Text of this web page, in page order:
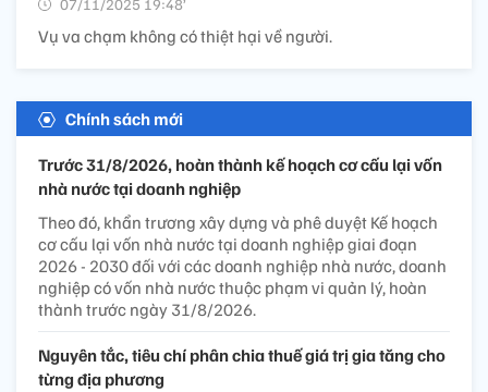
07/11/2025 19:48’
Vụ va chạm không có thiệt hại về người.
Chính sách mới
Trước 31/8/2026, hoàn thành kế hoạch cơ cấu lại vốn
nhà nước tại doanh nghiệp
Theo đó, khẩn trương xây dựng và phê duyệt Kế hoạch
cơ cấu lại vốn nhà nước tại doanh nghiệp giai đoạn
2026 - 2030 đối với các doanh nghiệp nhà nước, doanh
nghiệp có vốn nhà nước thuộc phạm vi quản lý, hoàn
thành trước ngày 31/8/2026.
Nguyên tắc, tiêu chí phân chia thuế giá trị gia tăng cho
từng địa phương